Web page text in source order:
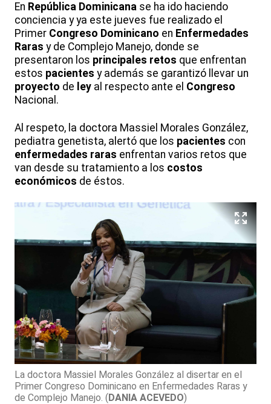
En República Dominicana se ha ido haciendo
conciencia y ya este jueves fue realizado el
Primer Congreso Dominicano en Enfermedades
Raras y de Complejo Manejo, donde se
presentaron los principales retos que enfrentan
estos pacientes y además se garantizó llevar un
proyecto de ley al respecto ante el Congreso
Nacional.
Al respeto, la doctora Massiel Morales González,
pediatra genetista, alertó que los pacientes con
enfermedades raras enfrentan varios retos que
van desde su tratamiento a los costos
económicos de éstos.
La doctora Massiel Morales González al disertar en el
Primer Congreso Dominicano en Enfermedades Raras y
de Complejo Manejo. (DANIA ACEVEDO)